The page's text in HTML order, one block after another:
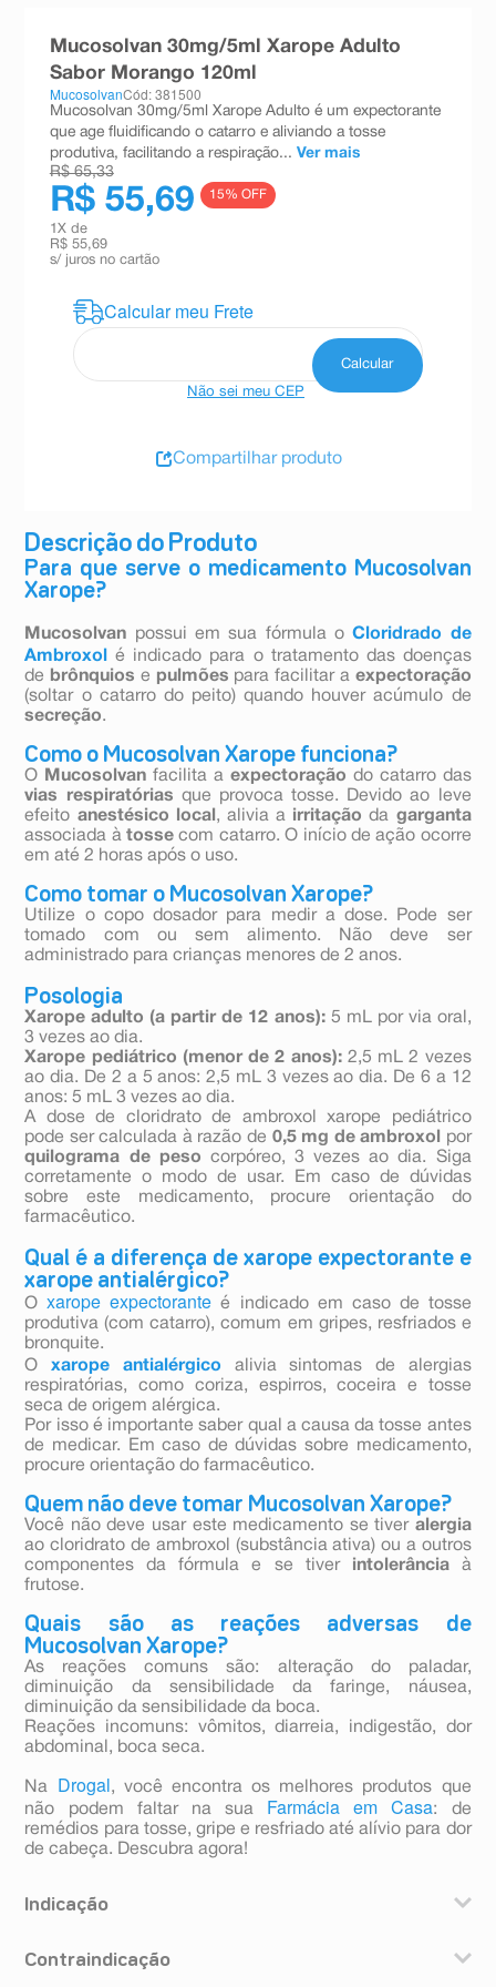
Descrição do Produto
Para que serve o medicamento Mucosolvan
Xarope?
Mucosolvan possui em sua fórmula oCloridrado de
Ambroxol
é indicado para o tratamento das doenças
de
brônquios e pulmões para facilitar a expectoração
(soltar o catarro do peito) quando houver acúmulo de
secreção.
Como o Mucosolvan Xarope funciona?
O Mucosolvanfacilita a expectoração do catarro das
vias respiratórias que provoca tosse. Devido ao leve
efeito anestésico local , alivia a irritação da garganta
associada àtosse com catarro. O início de ação ocorre
em até 2 horas após o uso.
Como tomar o Mucosolvan Xarope?
Utilize o copo dosador para medir a dose. Pode ser
tomado com ou sem alimento. Não deve ser
administrado para crianças menores de 2 anos.
Posologia
Xarope adulto (a partir de 12 anos):5 mL por via oral,
3 vezes ao dia.
Xarope pediátrico (menor de 2 anos):2,5 mL 2 vezes
ao dia. De 2 a 5 anos: 2,5 mL 3 vezes ao dia. De 6 a 12
anos: 5 mL 3 vezes ao dia.
A dose de cloridrato de ambroxol xarope pediátrico
pode ser calculada à razão de 0,5 mg de ambroxol
por
quilograma de peso corpóreo, 3 vezes ao dia. Siga
corretamente o modo de usar. Em caso de dúvidas
sobre este medicamento, procure orientação do
farmacêutico.
Qual é a diferença de xarope expectorante e
xarope antialérgico?
Oxarope expectorante é indicado em caso de tosse
produtiva (com catarro), comum em gripes, resfriados e
bronquite.
Oxarope antialérgico
alivia sintomas de alergias
respiratórias, como coriza, espirros, coceira e tosse
seca de origem alérgica.
Por isso é importante saber qual a causa da tosse antes
de medicar. Em caso de dúvidas sobre medicamento,
procure orientação do farmacêutico.
Quem não deve tomar Mucosolvan Xarope?
Você não deve usar este medicamento se tiver alergia
ao cloridrato de ambroxol (substância ativa) ou a outros
componentes da fórmula e se tiver
intolerânciaà
frutose.
Quais são as reações adversas de
Mucosolvan Xarope?
As reações comuns são: alteração do paladar,
diminuição da sensibilidade da faringe, náusea,
diminuição da sensibilidade da boca.
Reações incomuns: vômitos, diarreia, indigestão, dor
abdominal, boca seca.
Na Drogal, você encontra os melhores produtos que
não podem faltar na sua Farmácia em Casa: de
remédios para tosse, gripe e resfriado até alívio para dor
de cabeça. Descubra agora!
Indicação
broncopulmonares (brônquios e pulmões) agudas e
Contraindicação
Mucosolvan 30mg/5ml Xarope Adulto
Sabor Morango 120ml
MucosolvanCód: 381500
Mucosolvan 30mg/5ml Xarope Adulto é um expectorante
que age fluidificando o catarro e aliviando a tosse
produtiva, facilitando a respiração... Ver mais
R$ 65,33
R$ 55,69 15% OFF
1 X de
R$ 55,69
s/ juros no cartão
Não sei meu CEP
Compartilhar produto
esmalte
10ºabsorvente